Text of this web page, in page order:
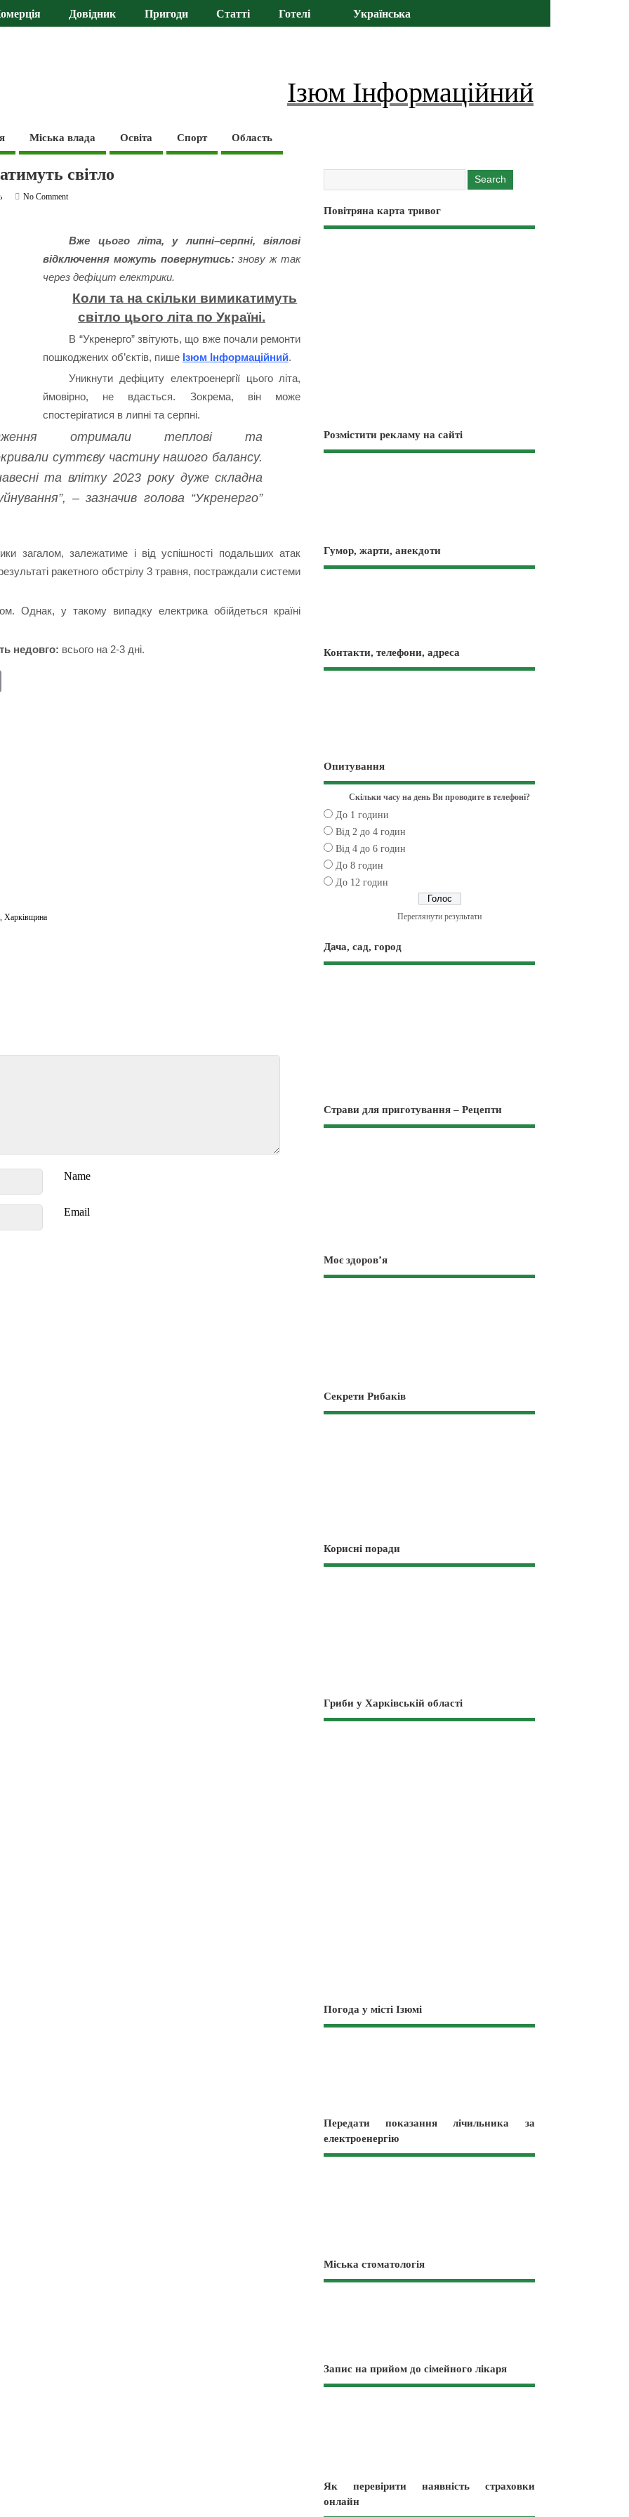
Довідник Пригоди Статті Готелі Українська
Ізюм Інформаційний
Міська влада Освіта Спорт Область
світло
No Comment
Вже цього літа, у липні–серпні, віялові
відключення можуть повернутись:знову ж так
через дефіцит електрики.
Коли та на скільки вимикатимуть
світло цього літа по Україні.
В “Укренерго” звітують, що вже почали ремонти
пошкоджених об’єктів, пише Ізюм Інформаційний.
Уникнути дефіциту електроенергії цього літа,
ймовірно, не вдасться. Зокрема, він може
спостерігатися в липні та серпні.
отримали теплові та
суттєву частину нашого балансу.
та влітку 2023 року дуже складна
– зазначив голова “Укренерго”
загалом, залежатиме і від успішності подальших атак
ракетного обстрілу 3 травня, постраждали системи
Однак, у такому випадку електрика обійдеться країні
недовго: всього на 2-3 дні.
,Харківщина
Name
Email
Повітряна карта тривог
Розмістити рекламу на сайті
Гумор, жарти, анекдоти
Контакти, телефони, адреса
Опитування
Скільки часу на день Ви проводите в телефоні?
До 1 години
Від 2 до 4 годин
Від 4 до 6 годин
До 8 годин
До 12 годин
Переглянути результати
Дача, сад, город
Страви для приготування – Рецепти
Моє здоров’я
Секрети Рибаків
Корисні поради
Гриби у Харківській області
Погода у місті Ізюмі
Передати показання лічильника за
електроенергію
Міська стоматологія
Запис на прийом до сімейного лікаря
Як перевірити наявність страховки
онлайн